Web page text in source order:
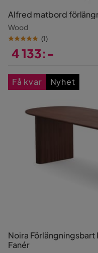
Alfred matbord
Wood
(1)
4 133:-
Noira
Fanér
Få kvar Nyhet